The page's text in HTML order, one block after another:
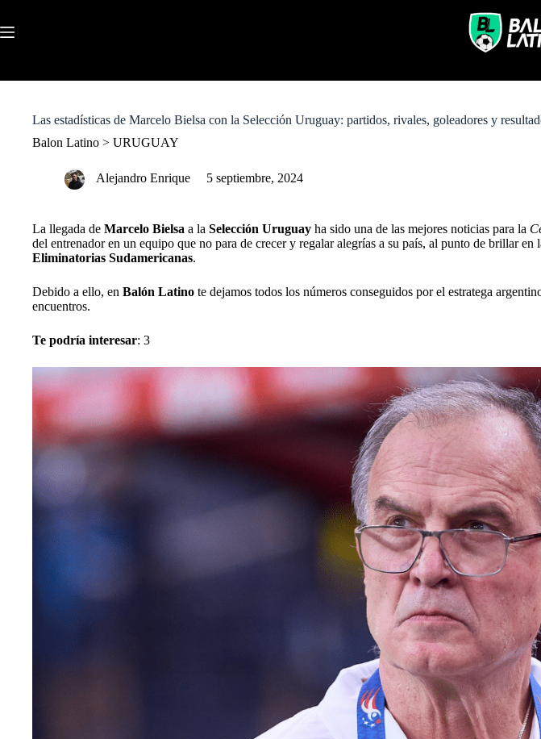
i
o
Las estadísticas de Marcelo Bielsa con la Selección Uruguay: partidos, rivales, goleadores y
Balon Latino > URUGUAY
Alejandro Enrique 5 septiembre, 2024
La llegada de Marcelo Bielsa a la Selección Uruguay ha sido una de las mejores noticias para la
del entrenador en un equipo que no para de crecer y regalar alegrías a su país, al punto de brillar en
Eliminatorias Sudamericanas.
Debido a ello, en Balón Latino te dejamos todos los números conseguidos por el estratega
encuentros.
Te podría interesar: 3